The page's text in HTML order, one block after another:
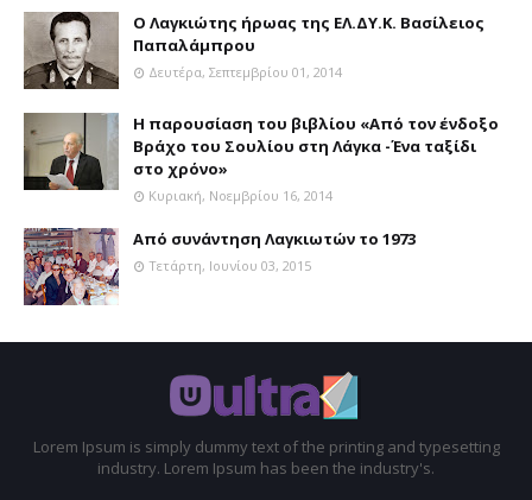
Ο Λαγκιώτης ήρωας της ΕΛ.ΔΥ.Κ. Βασίλειος
Παπαλάμπρου
Δευτέρα, Σεπτεμβρίου 01, 2014
Η παρουσίαση του βιβλίου «Από τον ένδοξο
Βράχο του Σουλίου στη Λάγκα -Ένα ταξίδι
στο χρόνο»
Κυριακή, Νοεμβρίου 16, 2014
Aπό συνάντηση Λαγκιωτών το 1973
Τετάρτη, Ιουνίου 03, 2015
Lorem Ipsum is simply dummy text of the printing and typesetting
industry. Lorem Ipsum has been the industry's.